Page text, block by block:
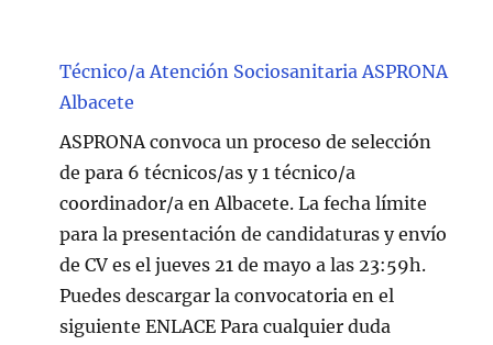
Técnico/a Atención Sociosanitaria ASPRONA
Albacete
ASPRONA convoca un proceso de selección
de para 6 técnicos/as y 1 técnico/a
coordinador/a en Albacete. La fecha límite
para la presentación de candidaturas y envío
de CV es el jueves 21 de mayo a las 23:59h.
Puedes descargar la convocatoria en el
siguiente ENLACE Para cualquier duda